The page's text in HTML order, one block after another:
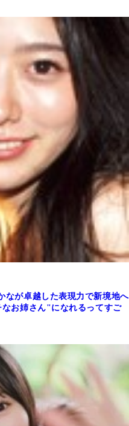
なが卓越した表現力で新境地へ
なお姉さん"になれるってすご